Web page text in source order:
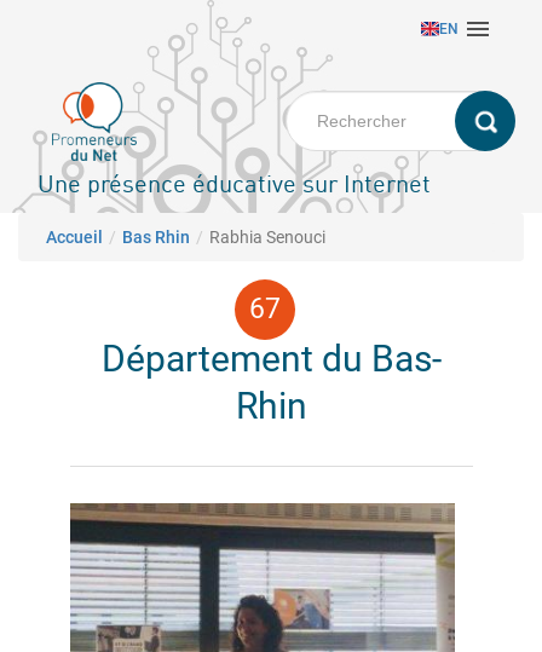
principal
EN 
Une présence éducative sur Internet
Fil d'Ariane
Accueil Bas Rhin Rabhia Senouci
Département du Bas-
Rhin